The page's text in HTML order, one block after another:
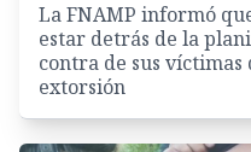
La FNAMP informó
estar detrás de la
contra de sus víctimas
extorsión